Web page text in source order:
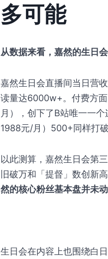
多可能
从数据来看，嘉然的生日
嘉然生日会直播间当日营
读量达6000w+。付费方
月），创下了B站唯一一
1988元/月）500+同样打破
以此测算，嘉然生日会第
旧破万和「提督」数创新
然的核心粉丝基本盘并未动
生日会在内容上也围绕白